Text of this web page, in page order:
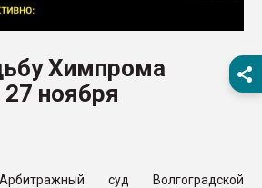
бутылок
Материал поверхности
вакуумного
Химпрома
ноября
Арбитражный суд Волгоградской